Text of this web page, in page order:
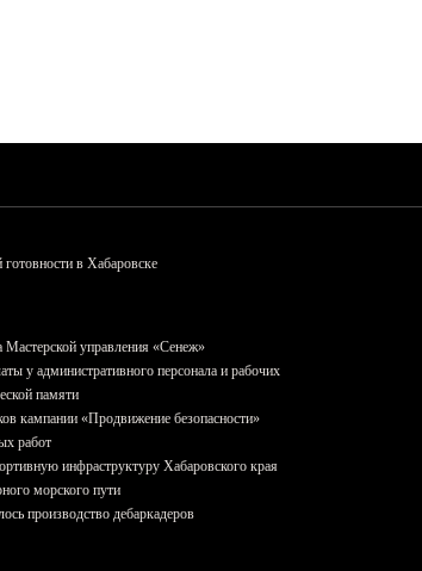
в Хабаровске
управления «Сенеж»
у административного персонала и рабочих
памяти
кампании «Продвижение безопасности»
работ
инфраструктуру Хабаровского края
морского пути
производство дебаркадеров